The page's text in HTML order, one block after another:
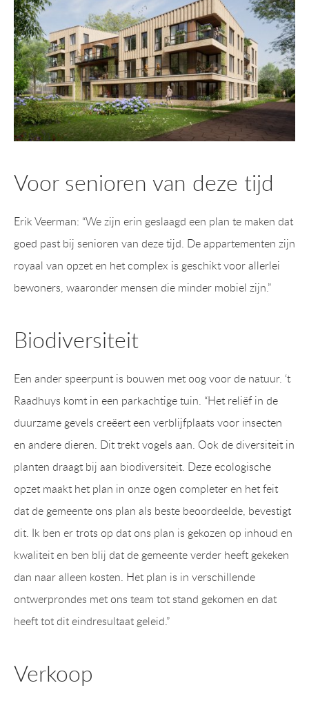
Voor senioren van deze tijd
Erik Veerman: “We zijn erin geslaagd een plan te maken dat
goed past bij senioren van deze tijd. De appartementen zijn
royaal van opzet en het complex is geschikt voor allerlei
bewoners, waaronder mensen die minder mobiel zijn.”
Biodiversiteit
Een ander speerpunt is bouwen met oog voor de natuur. ‘t
Raadhuys komt in een parkachtige tuin. “Het reliëf in de
duurzame gevels creëert een verblijfplaats voor insecten
en andere dieren. Dit trekt vogels aan. Ook de diversiteit in
planten draagt bij aan biodiversiteit. Deze ecologische
opzet maakt het plan in onze ogen completer en het feit
dat de gemeente ons plan als beste beoordeelde, bevestigt
dit. Ik ben er trots op dat ons plan is gekozen op inhoud en
kwaliteit en ben blij dat de gemeente verder heeft gekeken
dan naar alleen kosten. Het plan is in verschillende
ontwerprondes met ons team tot stand gekomen en dat
heeft tot dit eindresultaat geleid.”
Verkoop